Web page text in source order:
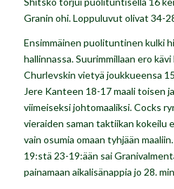
Granin ohi. Loppuluvut olivat 34-
Ensimmäinen puolituntinen kulki
hallinnassa. Suurimmillaan ero
Churlevskin vietyä joukkueensa
Jere Kanteen 18-17 maali toisen
viimeiseksi johtomaaliksi. Cocks
vieraiden saman taktiikan kokeilu
vain osumia omaan tyhjään
19:stä 23-19:ään sai
painamaan aikalisänappia jo 28.